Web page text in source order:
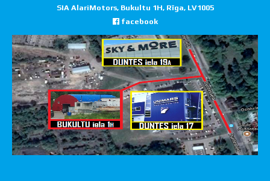
SIA AlariMotors, Bukultu 1H, Rīga, LV1005
facebook